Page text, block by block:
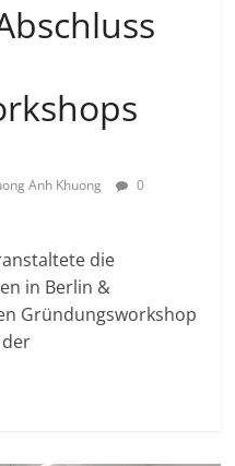
Anh Khuong
0
die
in Berlin &
Gründungsworkshop